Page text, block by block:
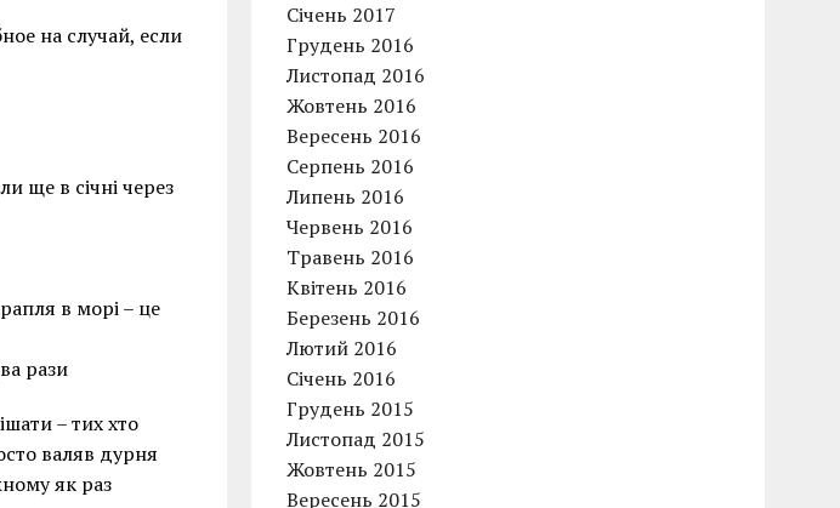
на случай, если
ще в січні через
в морі – це
рази
– тих хто
валяв дурня
як раз
Січень 2017
Грудень 2016
Листопад 2016
Жовтень 2016
Вересень 2016
Серпень 2016
Липень 2016
Червень 2016
Травень 2016
Квітень 2016
Березень 2016
Лютий 2016
Січень 2016
Грудень 2015
Листопад 2015
Жовтень 2015
Вересень 2015